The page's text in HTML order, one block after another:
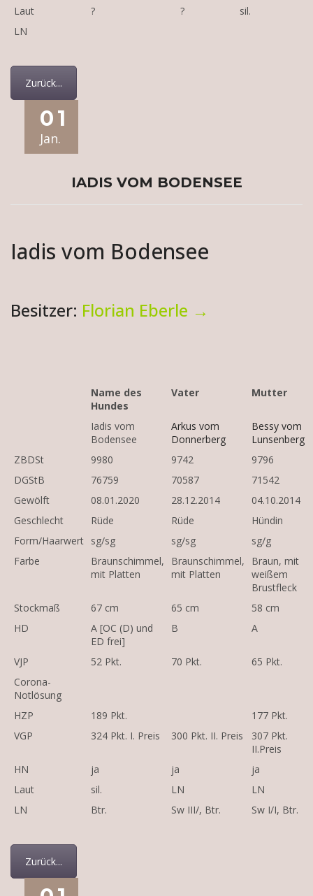
Laut
? ?
sil.
LN
Zurück...
01
Jan.
IADIS VOM BODENSEE
Iadis vom Bodensee
Besitzer: Florian Eberle →
Name des
Hundes
Vater Mutter
Iadis vom
Bodensee
Arkus vom
Donnerberg
Bessy vom
Lunsenberg
ZBDSt
9980 9742
9796
DGStB
76759 70587
71542
Gewölft
08.01.2020 28.12.2014
04.10.2014
Geschlecht
Rüde Rüde
Hündin
Form/Haarwert sg/sg sg/sg
sg/g
Farbe
Braunschimmel,
mit Platten
Braunschimmel,
mit Platten
Braun, mit
weißem
Brustfleck
Stockmaß
67 cm 65 cm
58 cm
HD
A [OC (D) und
ED frei]
B A
VJP 52 Pkt. 70 Pkt.
65 Pkt.
Corona-
Notlösung
HZP
189 Pkt.
177 Pkt.
VGP
324 Pkt. I. Preis 300 Pkt. II. Preis
307 Pkt.
II.Preis
HN
ja ja
ja
Laut
sil. LN
LN
LN
Btr. Sw III/, Btr. Sw I/I, Btr.
Zurück...